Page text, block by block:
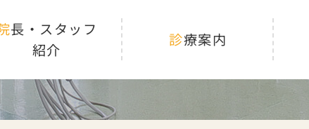
院長・スタッフ
紹介
診療案内